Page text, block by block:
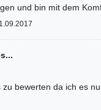
und bin mit dem
zu bewerten da ich es